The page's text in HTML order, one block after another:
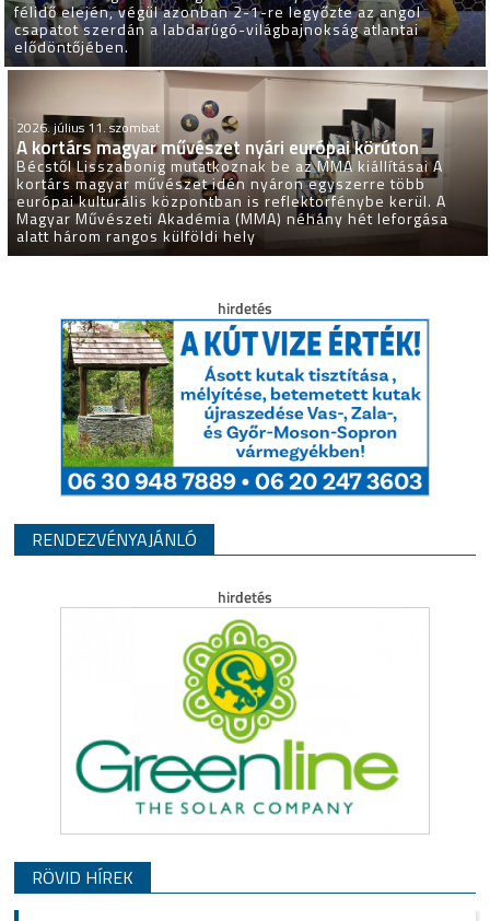
félidő elején, végül azonban 2-1-re legyőzte az angol
csapatot szerdán a labdarúgó-világbajnokság atlantai
elődöntőjében.
2026. július 11. szombat
A kortárs magyar művészet nyári európai körúton
Bécstől Lisszabonig mutatkoznak be az MMA kiállításai A
kortárs magyar művészet idén nyáron egyszerre több
európai kulturális központban is reflektorfénybe kerül. A
Magyar Művészeti Akadémia (MMA) néhány hét leforgása
alatt három rangos külföldi hely
RENDEZVÉNYAJÁNLÓ
RÖVID HÍREK